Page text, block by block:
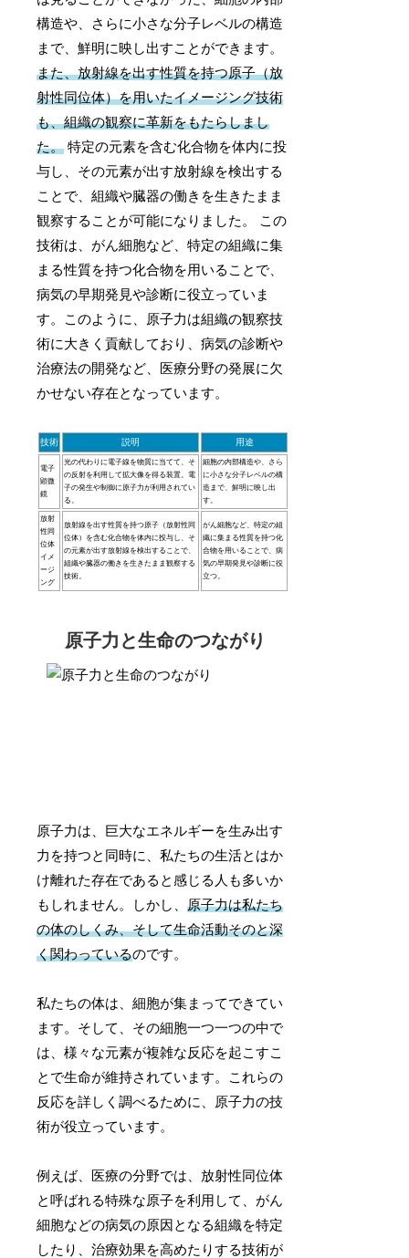
構造や、さらに小さな分子レベルの構造
まで、鮮明に映し出すことができます。
また、放射線を出す性質を持つ原子（放
射性同位体）を用いたイメージング技術
も、組織の観察に革新をもたらしまし
た。 特定の元素を含む化合物を体内に投
与し、その元素が出す放射線を検出する
ことで、組織や臓器の働きを生きたまま
観察することが可能になりました。 この
技術は、がん細胞など、特定の組織に集
まる性質を持つ化合物を用いることで、
病気の早期発見や診断に役立っていま
す。このように、原子力は組織の観察技
術に大きく貢献しており、病気の診断や
治療法の開発など、医療分野の発展に欠
かせない存在となっています。
技術 説明 用途
電子
顕微
鏡
光の代わりに電子線を物質に当てて、そ
の反射を利用して拡大像を得る装置。電
子の発生や制御に原子力が利用されてい
る。
細胞の内部構造や、さら
に小さな分子レベルの構
造まで、鮮明に映し出
す。
放射
性同
位体
イメ
ージ
ング
放射線を出す性質を持つ原子（放射性同
位体）を含む化合物を体内に投与し、そ
の元素が出す放射線を検出することで、
組織や臓器の働きを生きたまま観察する
技術。
がん細胞など、特定の組
織に集まる性質を持つ化
合物を用いることで、病
気の早期発見や診断に役
立つ。
原子力と生命のつながり
原子力は、巨大なエネルギーを生み出す
力を持つと同時に、私たちの生活とはか
け離れた存在であると感じる人も多いか
もしれません。しかし、原子力は私たち
の体のしくみ、そして生命活動そのと深
く関わっているのです。
私たちの体は、細胞が集まってできてい
ます。そして、その細胞一つ一つの中で
は、様々な元素が複雑な反応を起こすこ
とで生命が維持されています。これらの
反応を詳しく調べるために、原子力の技
術が役立っています。
例えば、医療の分野では、放射性同位体
と呼ばれる特殊な原子を利用して、がん
細胞などの病気の原因となる組織を特定
したり、治療効果を高めたりする技術が